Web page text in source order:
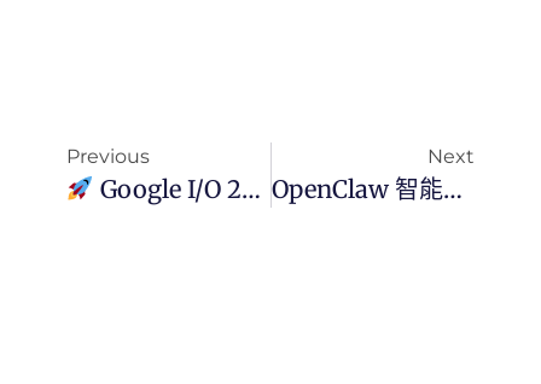
Previous
Google I/O 2026 技術精華：全代理時代（The Agentic Era）與交互模型革命
Next
OpenClaw 智能路由升級：導入 Gemini 3.5 Flash 的極速實裝計畫